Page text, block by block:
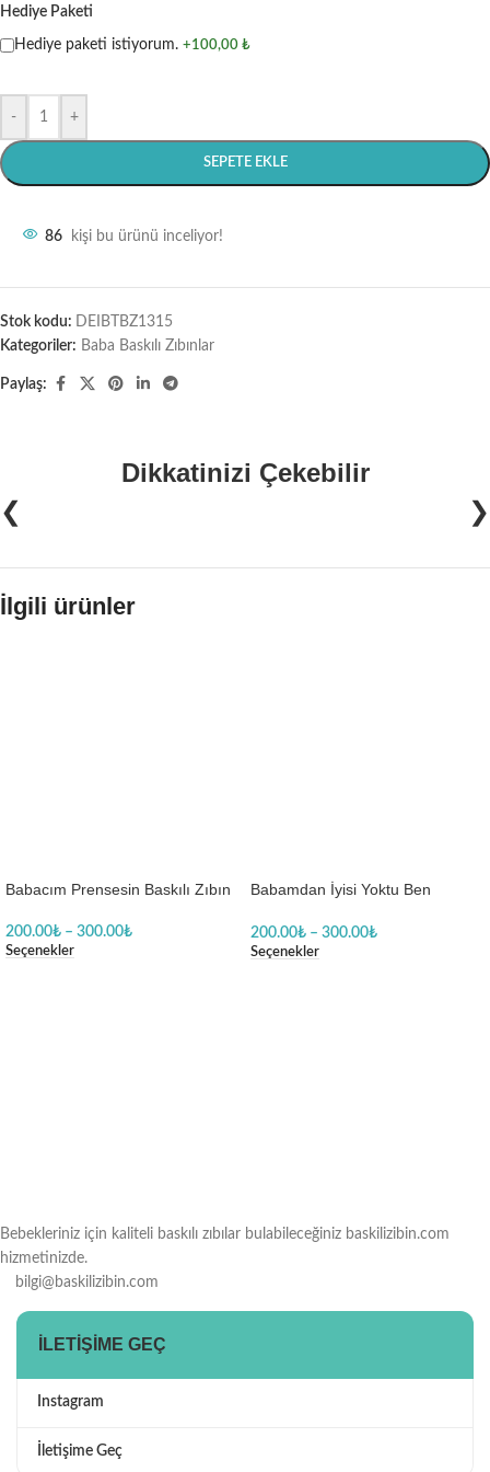
Hediye Paketi
Hediye paketi istiyorum. +100,00 ₺
- +
SEPETE EKLE
86 kişi bu ürünü inceliyor!
Stok kodu: DEIBTBZ1315
Kategoriler: Baba Baskılı Zıbınlar
Paylaş:
Dikkatinizi Çekebilir
❮ ❯
İlgili ürünler
Babacım Prensesin Baskılı Zıbın
200.00₺ – 300.00₺
Seçenekler
Babamdan İyisi Yoktu Ben
Baskılı Zıbın
200.00₺ – 300.00₺
Seçenekler
Bebekleriniz için kaliteli baskılı zıbılar bulabileceğiniz baskilizibin.com
hizmetinizde.
bilgi@baskilizibin.com
İLETIŞIME GEÇ
Instagram
İletişime Geç